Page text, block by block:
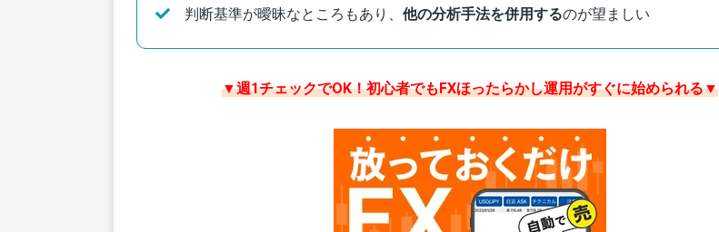
判断基準が曖昧なところもあり、 他の分析手法を併用するのが望ましい
▼週1チェックでOK！初心者でもFXほったらかし運用がすぐに始められる▼